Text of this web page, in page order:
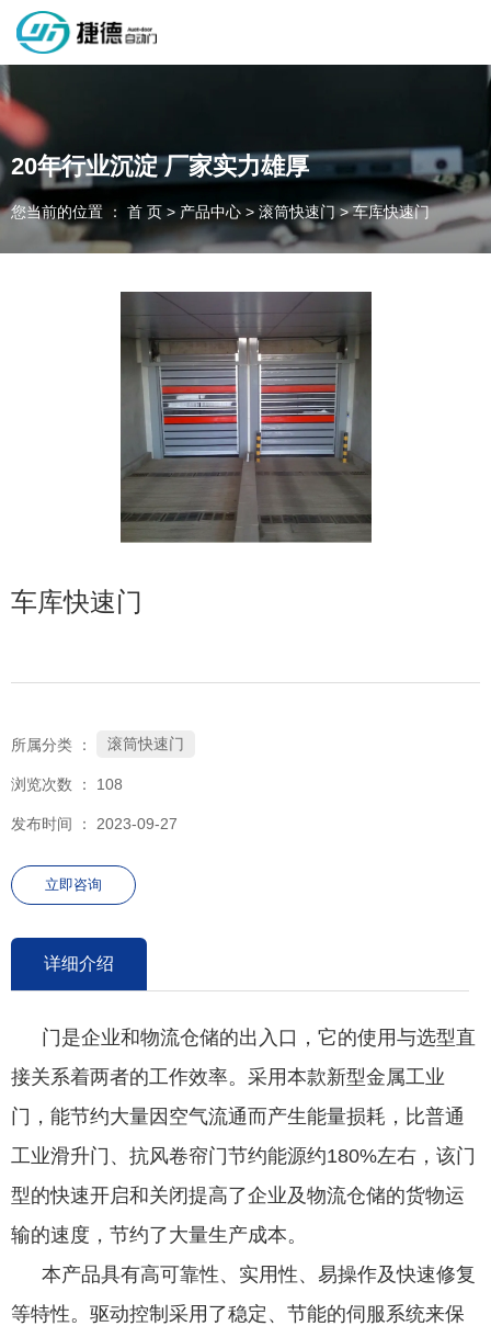
制作销售和安装的企业，欢迎咨询！
为客户量身定制独属于您的工业门 快速门
一件起订、源头厂家、精准交货
全国咨询电话：
137 1539 9878
20年行业沉淀 厂家实力雄厚
您当前的位置 ： 首 页 > 产品中心 > 滚筒快速门 >车库快速门
车库快速门
所属分类 ： 滚筒快速门
浏览次数 ： 108
发布时间 ： 2023-09-27
立即咨询
详细介绍
门是企业和物流仓储的出入口，它的使用与选型直
接关系着两者的工作效率。采用本款新型金属工业
门，能节约大量因空气流通而产生能量损耗，比普通
工业滑升门、抗风卷帘门节约能源约180%左右，该门
型的快速开启和关闭提高了企业及物流仓储的货物运
输的速度，节约了大量生产成本。
本产品具有高可靠性、实用性、易操作及快速修复
等特性。驱动控制采用了稳定、节能的伺服系统来保